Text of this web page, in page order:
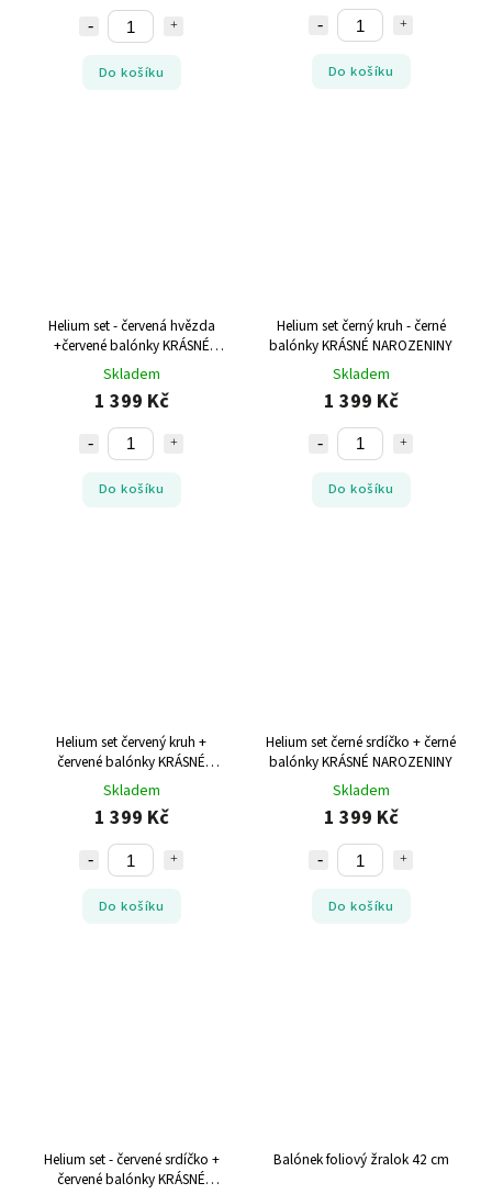
Do košíku Do košíku
Helium set - červená hvězda
+červené balónky KRÁSNÉ
NAROZENINY
Skladem
1 399 Kč
Do košíku
Helium set černý kruh - černé
balónky KRÁSNÉ NAROZENINY
Skladem
1 399 Kč
Do košíku
Helium set červený kruh +
červené balónky KRÁSNÉ
NAROZENINY
Skladem
1 399 Kč
Do košíku
Helium set černé srdíčko + černé
balónky KRÁSNÉ NAROZENINY
Skladem
1 399 Kč
Do košíku
Helium set - červené srdíčko +
červené balónky KRÁSNÉ
Balónek foliový žralok 42 cm